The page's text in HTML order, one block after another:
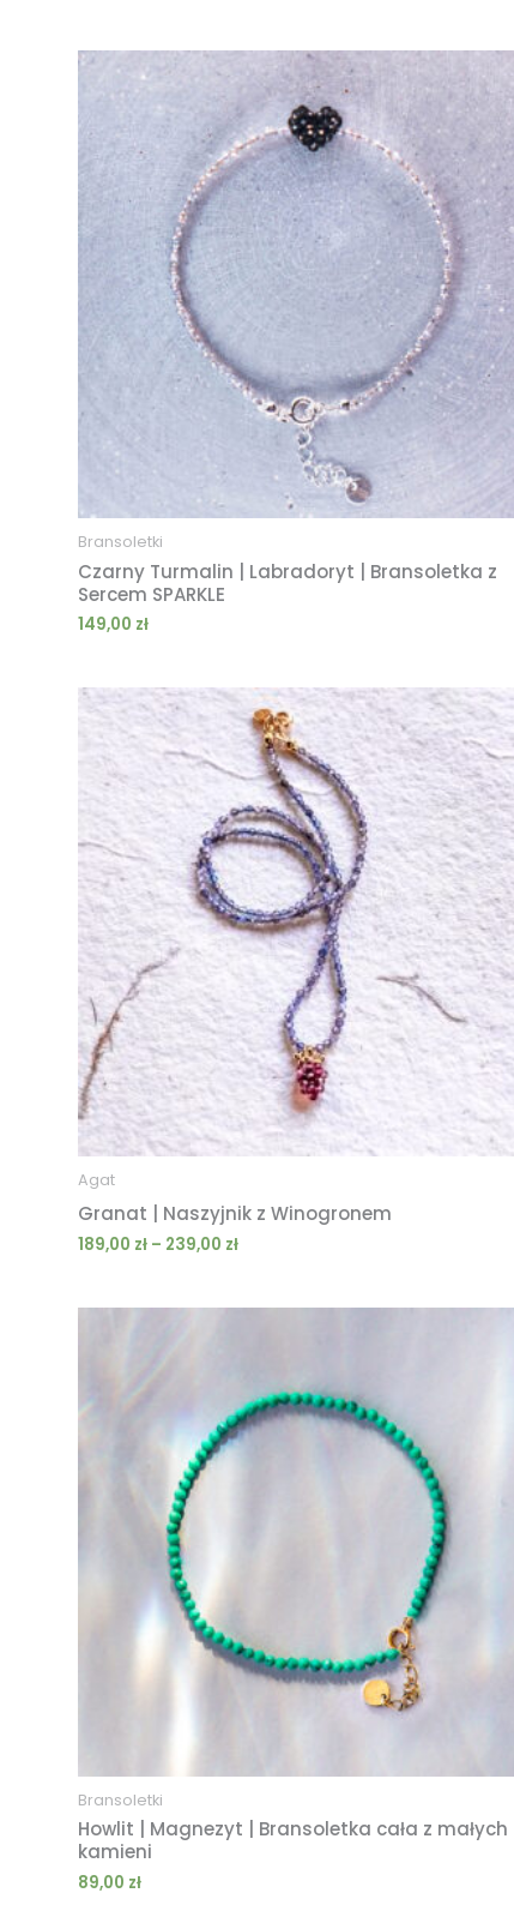
Bransoletki
Czarny Turmalin | Labradoryt | Bransoletka z
Sercem SPARKLE
149,00 zł
Agat
Granat | Naszyjnik z Winogronem
189,00 zł – 239,00 zł
Zakres
cen:
od
189,00 zł
do
239,00 zł
Bransoletki
Howlit | Magnezyt | Bransoletka cała z małych
kamieni
89,00 zł